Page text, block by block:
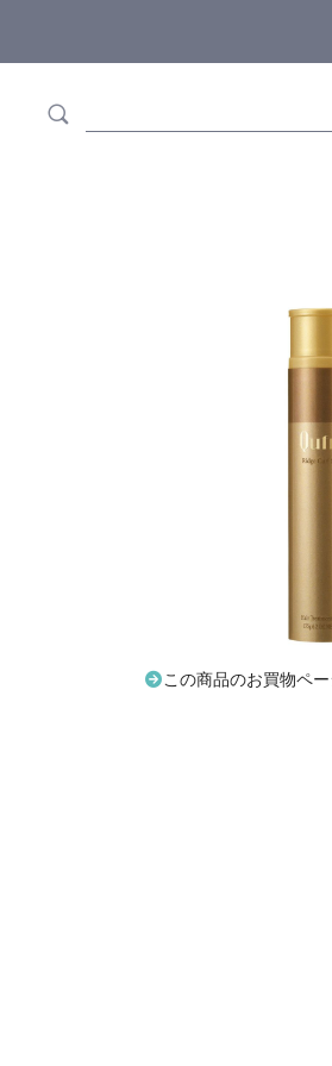
この商品のお買物ペ